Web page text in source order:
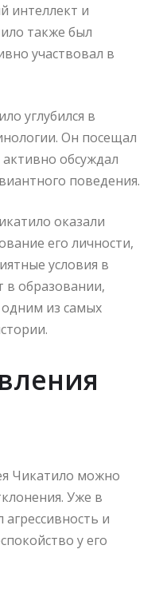
интеллект и
также был
участвовал в
углубился в
Он посещал
обсуждал
поведения.
оказали
его личности,
условия в
в образовании,
одним из самых
Чикатило можно
Уже в
и
у его